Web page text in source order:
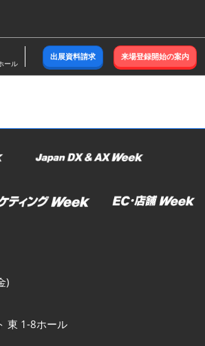
ール
出展資料請求 来場登録開始の案内
)
東 1-8ホール